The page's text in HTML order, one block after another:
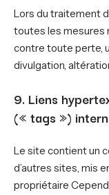
Lors du traitement
toutes les mesures
contre toute perte,
divulgation,
9. Liens
(« tags »)
Le site contient un
d’autres sites, mis
propriétaire